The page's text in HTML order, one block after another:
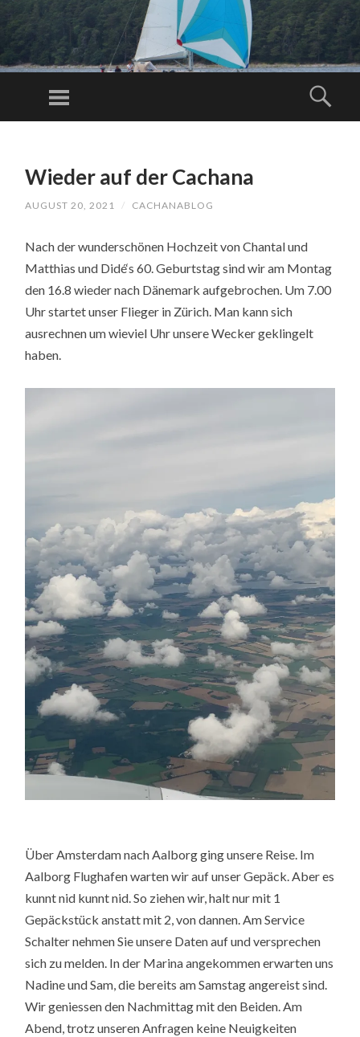
C
A
BL
G.
C
O
M
Just another
Menu
CONTENT
Wieder auf der Cachana
AUGUST 20, 2021 / CACHANABLOG
Nach der wunderschönen Hochzeit von Chantal und
Matthias und Didé‘s 60. Geburtstag sind wir am Montag
den 16.8 wieder nach Dänemark aufgebrochen. Um 7.00
Uhr startet unser Flieger in Zürich. Man kann sich
ausrechnen um wieviel Uhr unsere Wecker geklingelt
haben.
Über Amsterdam nach Aalborg ging unsere Reise. Im
Aalborg Flughafen warten wir auf unser Gepäck. Aber es
kunnt nid kunnt nid. So ziehen wir, halt nur mit 1
Gepäckstück anstatt mit 2, von dannen. Am Service
Schalter nehmen Sie unsere Daten auf und versprechen
sich zu melden. In der Marina angekommen erwarten uns
Nadine und Sam, die bereits am Samstag angereist sind.
Wir geniessen den Nachmittag mit den Beiden. Am
Abend, trotz unseren Anfragen keine Neuigkeiten